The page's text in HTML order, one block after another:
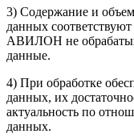
3) Содержание и
данных
АВИЛОН не
данные.
4) При обработке
данных, их
актуальность по
данных.